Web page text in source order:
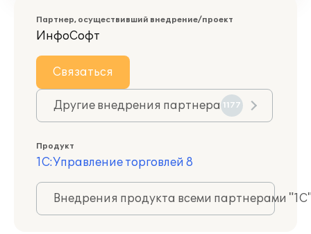
Партнер, осуществивший внедрение/проект
ИнфоСофт
Связаться
Другие внедрения партнера 1177
Продукт
1С:Управление торговлей 8
Внедрения продукта всеми партнерами